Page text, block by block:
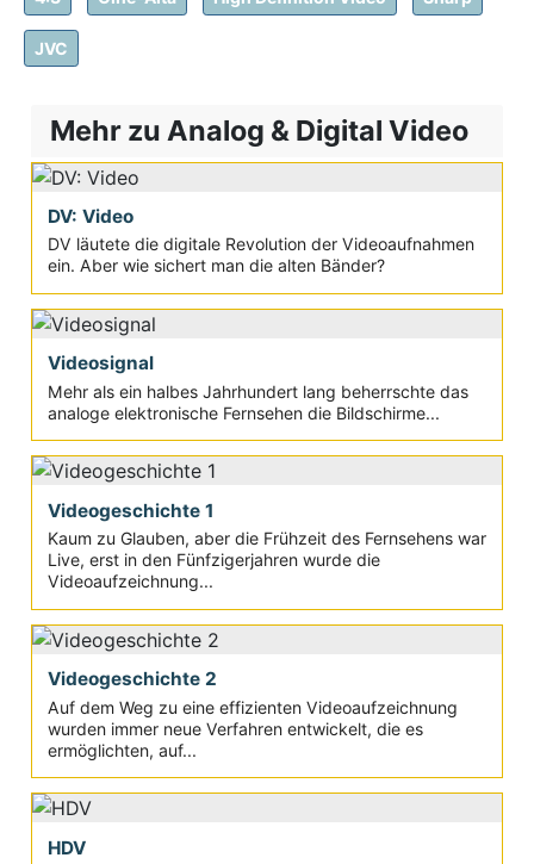
JVC
Mehr zu Analog & Digital Video
DV: Video
DV läutete die digitale Revolution der Videoaufnahmen
ein. Aber wie sichert man die alten Bänder?
Videosignal
Mehr als ein halbes Jahrhundert lang beherrschte das
analoge elektronische Fernsehen die Bildschirme...
Videogeschichte 1
Kaum zu Glauben, aber die Frühzeit des Fernsehens war
Live, erst in den Fünfzigerjahren wurde die
Videoaufzeichnung...
Videogeschichte 2
Auf dem Weg zu eine effizienten Videoaufzeichnung
wurden immer neue Verfahren entwickelt, die es
ermöglichten, auf...
HDV